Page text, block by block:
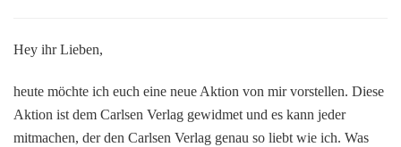
grün.
Hey ihr Lieben,
heute möchte ich euch eine neue Aktion von mir vorstellen. Diese
Aktion ist dem Carlsen Verlag gewidmet und es kann jeder
mitmachen, der den Carlsen Verlag genau so liebt wie ich. Was